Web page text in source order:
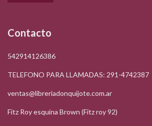
Contacto
542914126386
TELEFONO PARA LLAMADAS: 291-4742387
ventas@libreriadonquijote.com.ar
Fitz Roy esquina Brown (Fitz roy 92)